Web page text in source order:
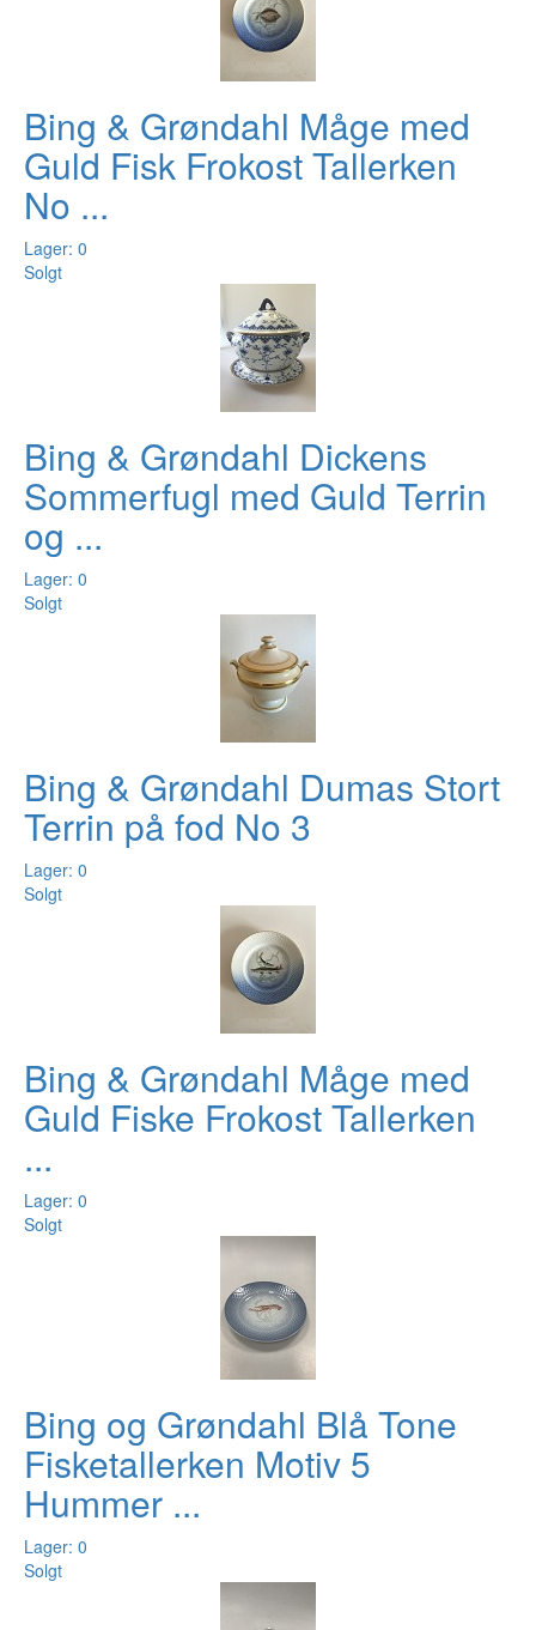
Bing & Grøndahl Måge med
Guld Fisk Frokost Tallerken
No ...
Lager: 0
Solgt
Bing & Grøndahl Dickens
Sommerfugl med Guld Terrin
og ...
Lager: 0
Solgt
Bing & Grøndahl Dumas Stort
Terrin på fod No 3
Lager: 0
Solgt
Bing & Grøndahl Måge med
Guld Fiske Frokost Tallerken
...
Lager: 0
Solgt
Bing og Grøndahl Blå Tone
Fisketallerken Motiv 5
Hummer ...
Lager: 0
Solgt